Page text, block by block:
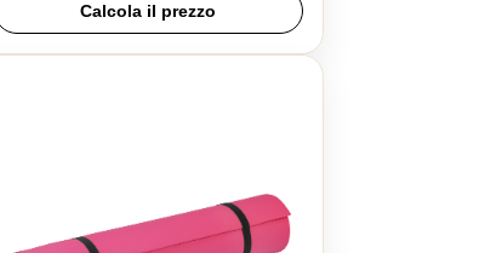
Calcola il prezzo